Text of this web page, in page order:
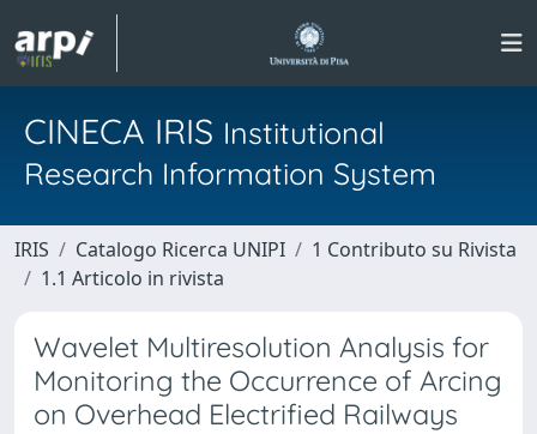
CINECA IRIS Institutional
Research Information System
IRIS Catalogo Ricerca UNIPI
1 Contributo su Rivista
1.1 Articolo in rivista
Wavelet Multiresolution Analysis for
Monitoring the Occurrence of Arcing
on Overhead Electrified Railways